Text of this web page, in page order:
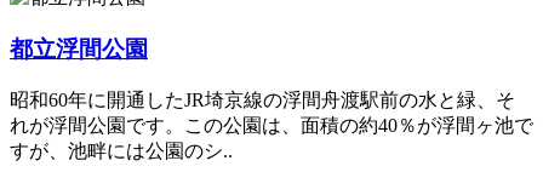
都立浮間公園
昭和60年に開通したJR埼京線の浮間舟渡駅前の水と緑、そ
れが浮間公園です。この公園は、面積の約40％が浮間ヶ池で
すが、池畔には公園のシ..